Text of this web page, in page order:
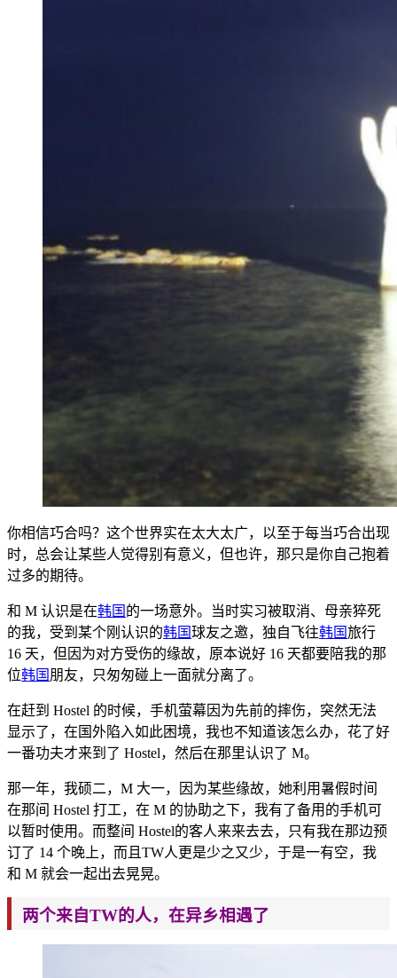
你相信巧合吗？这个世界实在太大太广，以至于每当巧合出现
时，总会让某些人觉得别有意义，但也许，那只是你自己抱着
过多的期待。
和 M 认识是在韩国 的一场意外。当时实习被取消、母亲猝死
的我，受到某个刚认识的韩国球友之邀，独自飞往韩国旅行
16 天，但因为对方受伤的缘故，原本说好 16 天都要陪我的那
位韩国 朋友，只匆匆碰上一面就分离了。
在赶到 Hostel 的时候，手机萤幕因为先前的摔伤，突然无法
显示了，在国外陷入如此困境，我也不知道该怎么办，花了好
一番功夫才来到了 Hostel，然后在那里认识了 M。
那一年，我硕二，M 大一，因为某些缘故，她利用暑假时间
在那间 Hostel 打工，在 M 的协助之下，我有了备用的手机可
以暂时使用。而整间 Hostel的客人来来去去，只有我在那边预
订了 14 个晚上，而且TW人更是少之又少，于是一有空，我
和 M 就会一起出去晃晃。
两个来自TW的人，在异乡相遇了